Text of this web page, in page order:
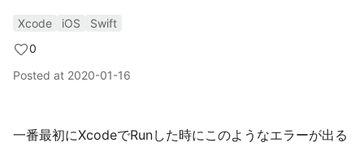
Xcode iOS
Swift
0
Posted at 2020-01-16
一番最初にXcodeでRunした時にこのようなエラーが出る